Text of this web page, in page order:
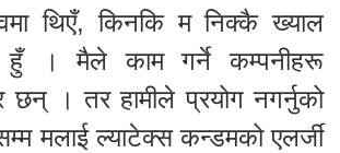
थिएँ, किनकि म निक्कै ख्याल
हुँ । मैले काम गर्ने कम्पनीहरू
छन् । तर हामीले प्रयोग नगर्नुको
मलाई ल्याटेक्स कन्डमको एलर्जी